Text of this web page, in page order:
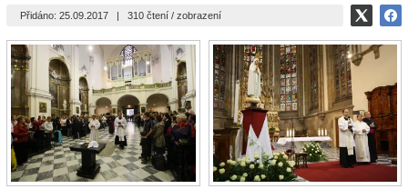
Přidáno: 25.09.2017 | 310 čtení / zobrazení